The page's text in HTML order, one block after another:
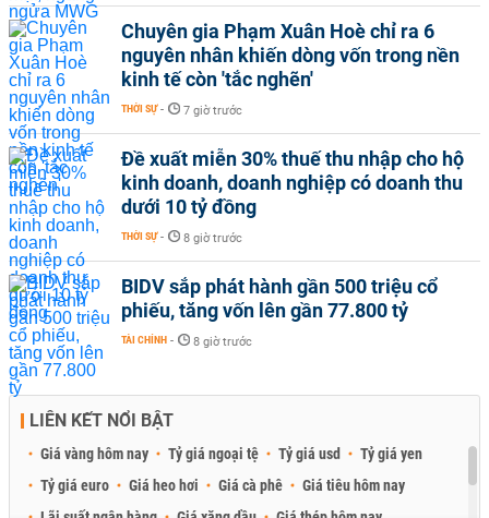
Chuyên gia Phạm Xuân Hoè chỉ ra 6
nguyên nhân khiến dòng vốn trong nền
kinh tế còn 'tắc nghẽn'
THỜI SỰ - 7 giờ trước
Đề xuất miễn 30% thuế thu nhập cho hộ
kinh doanh, doanh nghiệp có doanh thu
dưới 10 tỷ đồng
THỜI SỰ - 8 giờ trước
BIDV sắp phát hành gần 500 triệu cổ
phiếu, tăng vốn lên gần 77.800 tỷ
TÀI CHÍNH - 8 giờ trước
LIÊN KẾT NỔI BẬT
Giá vàng hôm nay Tỷ giá ngoại tệ Tỷ giá usd
Tỷ giá yen
Tỷ giá euro
Giá heo hơi Giá cà phê
Giá tiêu hôm nay